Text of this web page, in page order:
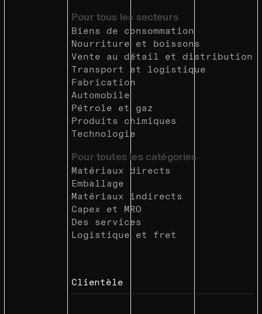
Pour tous les secteurs
Biens de consommation
Nourriture et boissons
Vente au détail et distribution
Transport et logistique
Fabrication
Automobile
Pétrole et gaz
Produits chimiques
Technologie
Pour toutes les catégories
Matériaux directs
Emballage
Matériaux indirects
Capex et MRO
Des services
Logistique et fret
Clientèle